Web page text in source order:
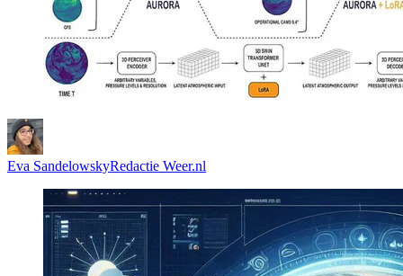
Eva SandelowskyRedactie Weer.nl